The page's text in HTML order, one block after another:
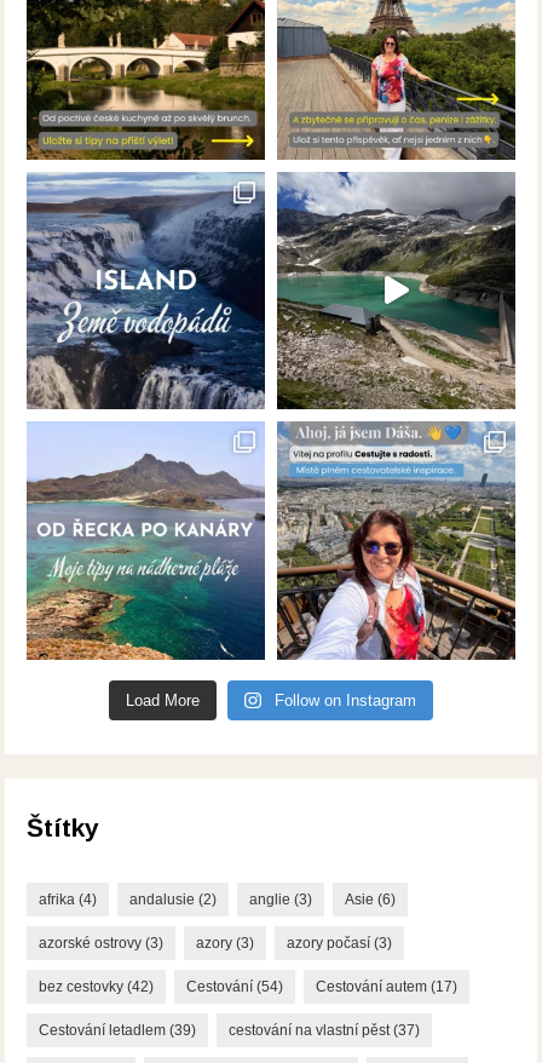
Load More Follow on Instagram
Štítky
afrika (4) andalusie (2) anglie (3) Asie (6)
azorské ostrovy (3) azory (3) azory počasí (3)
bez cestovky (42) Cestování (54) Cestování autem (17)
Cestování letadlem (39) cestování na vlastní pěst(37)